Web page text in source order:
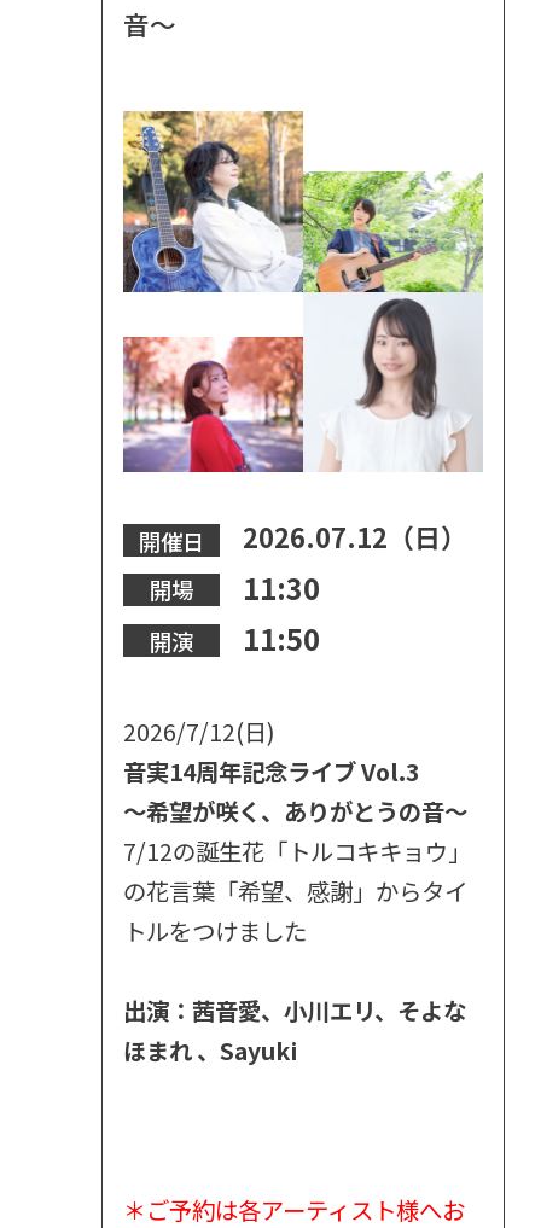
音～
開催日 2026.07.12（日）
開場 11:30
開演 11:50
2026/7/12(日)
音実14周年記念ライブ Vol.3
～希望が咲く、ありがとうの音～
7/12の誕生花「トルコキキョウ」
の花言葉「希望、感謝」からタイ
トルをつけました
出演：茜音愛、小川エリ、そよな
ほまれ 、Sayuki
＊ご予約は各アーティスト様へお